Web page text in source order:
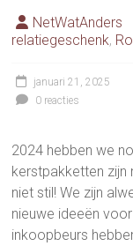
NetWatAnders
relatiegeschenk,
januari 21, 2025
0 reacties
2024 hebben we
kerstpakketten zijn
niet stil! We zijn
nieuwe ideeën
inkoopbeurs